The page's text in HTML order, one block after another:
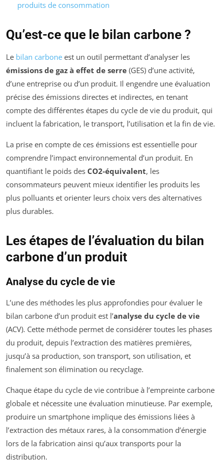
produits de consommation
Qu’est-ce que le bilan carbone ?
Le bilan carbone est un outil permettant d’analyser les
émissions de gaz à effet de serre (GES) d’une activité,
d’une entreprise ou d’un produit. Il engendre une évaluation
précise des émissions directes et indirectes, en tenant
compte des différentes étapes du cycle de vie du produit, qui
incluent la fabrication, le transport, l’utilisation et la fin de vie.
La prise en compte de ces émissions est essentielle pour
comprendre l’impact environnemental d’un produit. En
quantifiant le poids des CO2-équivalent, les
consommateurs peuvent mieux identifier les produits les
plus polluants et orienter leurs choix vers des alternatives
plus durables.
Les étapes de l’évaluation du bilan
carbone d’un produit
Analyse du cycle de vie
L’une des méthodes les plus approfondies pour évaluer le
bilan carbone d’un produit est l’analyse du cycle de vie
(ACV). Cette méthode permet de considérer toutes les phases
du produit, depuis l’extraction des matières premières,
jusqu’à sa production, son transport, son utilisation, et
finalement son élimination ou recyclage.
Chaque étape du cycle de vie contribue à l’empreinte carbone
globale et nécessite une évaluation minutieuse. Par exemple,
produire un smartphone implique des émissions liées à
l’extraction des métaux rares, à la consommation d’énergie
lors de la fabrication ainsi qu’aux transports pour la
distribution.